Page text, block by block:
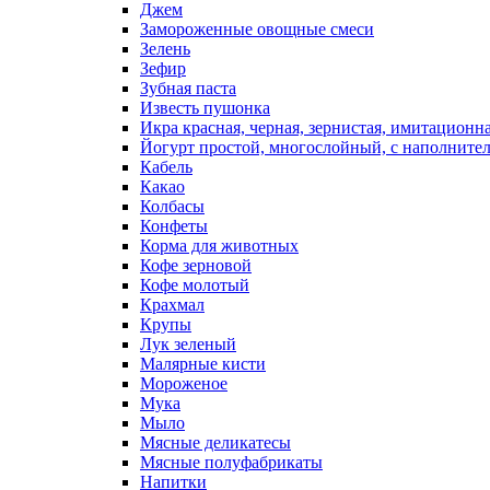
Джем
Замороженные овощные смеси
Зелень
Зефир
Зубная паста
Известь пушонка
Икра красная, черная, зернистая,
Йогурт простой, многослойный, с
Кабель
Какао
Колбасы
Конфеты
Корма для животных
Кофе зерновой
Кофе молотый
Крахмал
Крупы
Лук зеленый
Малярные кисти
Мороженое
Мука
Мыло
Мясные деликатесы
Мясные полуфабрикаты
Напитки